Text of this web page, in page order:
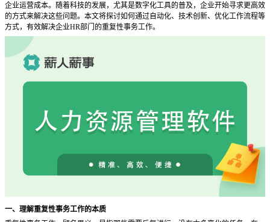
企业运营成本。随着科技的发展，尤其是数字化工具的普及，企业开始寻求更高效
的方式来解决这些问题。本文将探讨如何通过自动化、技术创新、优化工作流程等
方式，有效解决企业HR部门的重复性事务工作。
一、理解重复性事务工作的本质